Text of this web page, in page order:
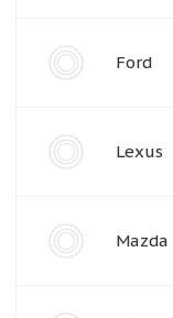
Ford
Lexus
Mazda